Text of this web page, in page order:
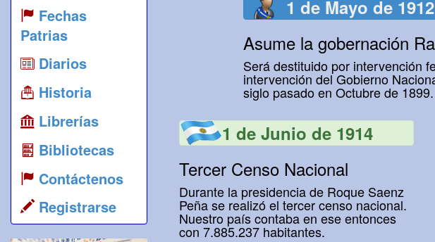
Fechas
Patrias
Diarios
Historia
Librerías
Bibliotecas
Contáctenos
Registrarse
1 de Mayo de 1912
Asume la gobernación
Será destituido por intervención
intervención del Gobierno
siglo pasado en Octubre de 1899.
1 de Junio de 1914
Tercer Censo Nacional
Durante la presidencia de Roque Saenz
Peña se realizó el tercer censo nacional.
Nuestro país contaba en ese entonces
con 7.885.237 habitantes.